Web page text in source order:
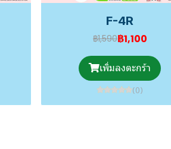
F-4R
฿1,590฿1,100
เพิ่มลงตะกร้า
(0)